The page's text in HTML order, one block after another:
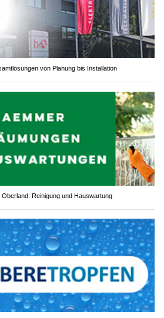
von Planung bis Installation
Reinigung und Hauswartung